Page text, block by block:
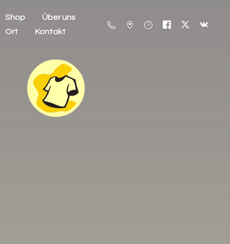
Shop
Über uns
Ort
Kontakt